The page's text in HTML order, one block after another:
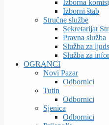
Izborna
Izborni štab
Stručne službe
Sekretarijat
Pravna služba
Služba za
Služba za
OGRANCI
Novi Pazar
Odbornici
Tutin
Odbornici
Sjenica
Odbornici